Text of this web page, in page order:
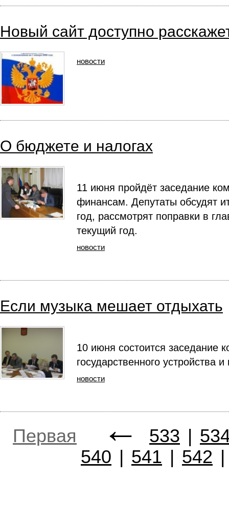
Новый сайт доступно
новости
О бюджете и налогах
11 июня пройдёт заседание
финансам. Депутаты обсудят
год, рассмотрят поправки в
текущий год.
новости
Если музыка мешает отдыхать
10 июня состоится заседание
государственного устройства
новости
Первая ← 533 |
540 | 541 | 542